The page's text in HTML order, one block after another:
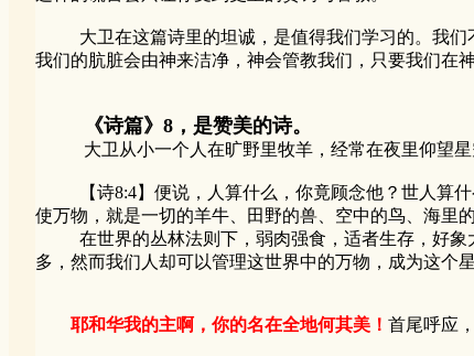
大卫在这篇诗里的坦诚，是值得我们学习的。我们不
我们的肮脏会由神来洁净，神会管教我们，只要我们在
《诗篇》8，是赞美的诗。
大卫从小一个人在旷野里牧羊，经常在夜里仰望星空
【诗8:4】便说，人算什么，你竟顾念他？世人算什
使万物，就是一切的羊牛、田野的兽、空中的鸟、海里
在世界的丛林法则下，弱肉强食，适者生存，好象大
多，然而我们人却可以管理这世界中的万物，成为这个
耶和华我的主啊，你的名在全地何其美！ 首尾呼应